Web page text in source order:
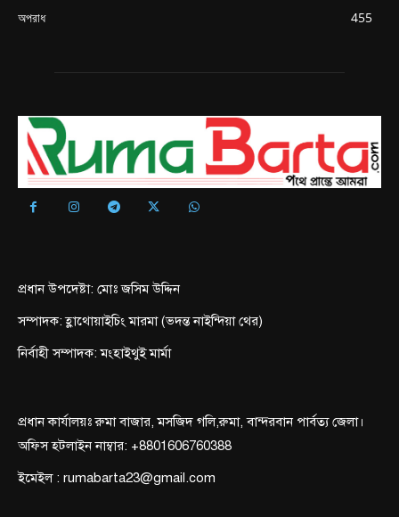
অপরাধ
455
প্রধান উপদেষ্টা: মোঃ জসিম উদ্দিন
সম্পাদক: হ্লাথোয়াইচিং মারমা (ভদন্ত নাইন্দিয়া থের)
নির্বাহী সম্পাদক: মংহাইথুই মার্মা
প্রধান কার্যালয়ঃ রুমা বাজার, মসজিদ গলি,রুমা, বান্দরবান পার্বত্য জেলা।
অফিস হটলাইন নাম্বার: +8801606760388
ইমেইল : rumabarta23@gmail.com